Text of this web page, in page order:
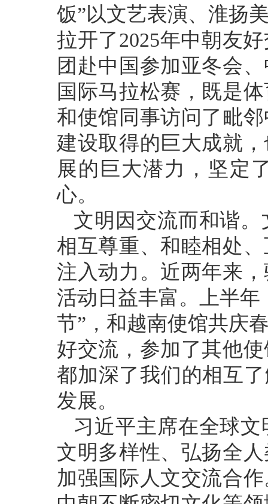
饭”以文艺表演、淮扬
拉开了2025年中朝友
团赴中国参加亚冬会
国际马拉松赛，既是
和使馆同事访问了毗
建设取得的巨大成就
展的巨大潜力，坚定
心。
文明因交流而和谐
相互尊重、和睦相处
注入动力。近两年来
活动日益丰富。上半
节”，和越南使馆共庆
好交流，参加了其他
都加深了我们的相互
发展。
习近平主席在全球
文明多样性、弘扬全
加强国际人文交流合